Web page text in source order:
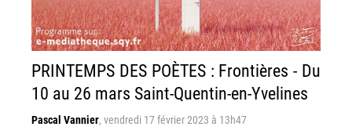
PRINTEMPS DES POÈTES : Frontières - Du
10 au 26 mars Saint-Quentin-en-Yvelines
Pascal Vannier, vendredi 17 février 2023 à 13h47